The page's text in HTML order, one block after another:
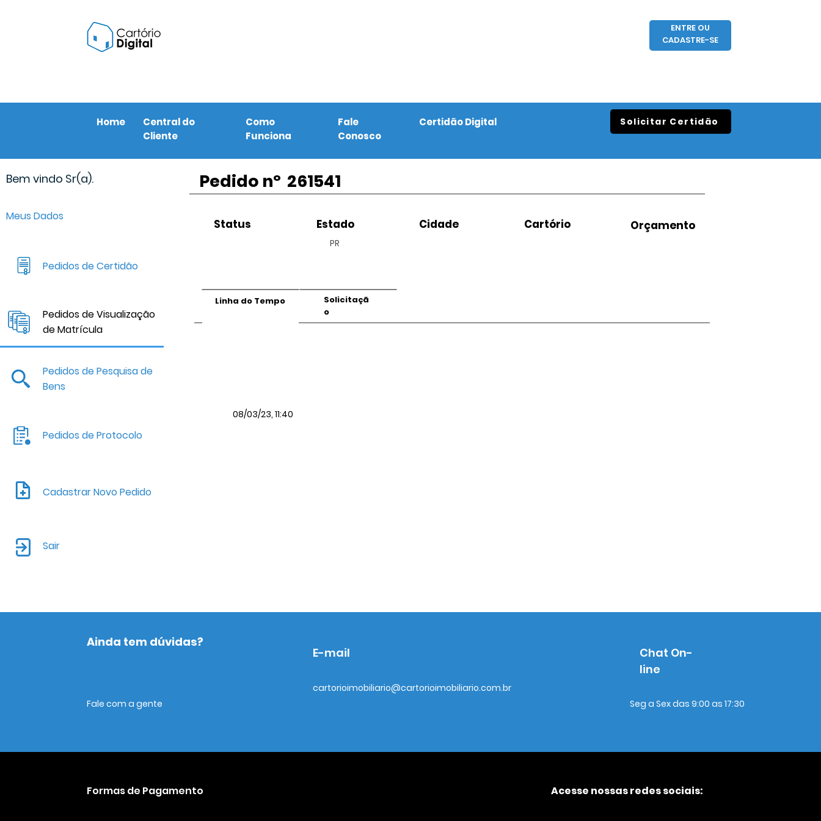
ENTRE OU
CADASTRE-SE
Home
Central do
Cliente
Como
Funciona
Fale
Conosco
Certidão Digital Solicitar Certidão
Bem vindo Sr(a).
Meus Dados
Pedidos de Certidão
Pedidos de Visualização
de Matrícula
Pedidos de Pesquisa de
Bens
Pedidos de Protocolo
Cadastrar Novo Pedido
Sair
Pedido nº 261541
Status Estado
PR
Cidade Cartório Orçamento
Linha do Tempo
Solicitaçã
o
08/03/23, 11:40
Ainda tem dúvidas?
Fale com a gente
E-mail
cartorioimobiliario@cartorioimobiliario.com.br
Chat On-
line
Seg a Sex das 9:00 as 17:30
Formas de Pagamento Acesse nossas redes sociais: